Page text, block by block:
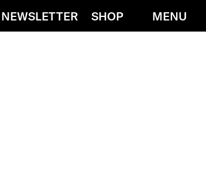
NEWSLETTER SHOP MENU